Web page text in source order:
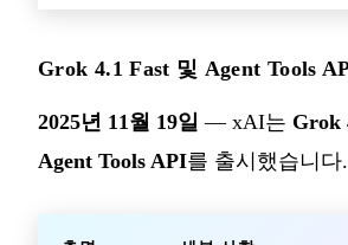
Grok 4.1 Fast 및 Agent Tools
2025년 11월 19일 — xAI는 Grok
Agent Tools API를 출시했습니다.